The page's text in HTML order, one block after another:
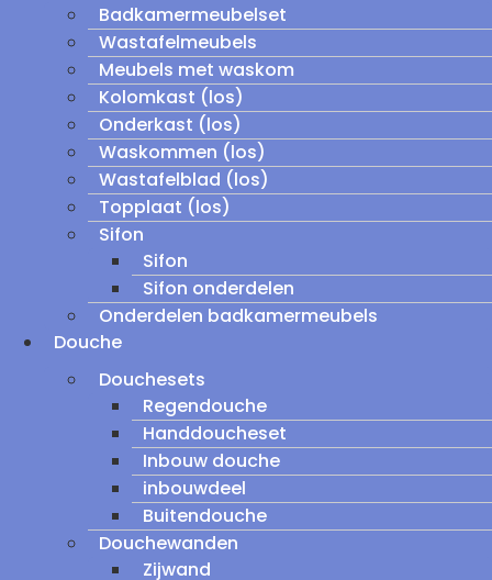
Badkamermeubelset
Wastafelmeubels
Meubels met waskom
Kolomkast (los)
Onderkast (los)
Waskommen (los)
Wastafelblad (los)
Topplaat (los)
Sifon
Sifon
Sifon onderdelen
Onderdelen badkamermeubels
Douche
Douchesets
Regendouche
Handdoucheset
Inbouw douche
inbouwdeel
Buitendouche
Douchewanden
Zijwand